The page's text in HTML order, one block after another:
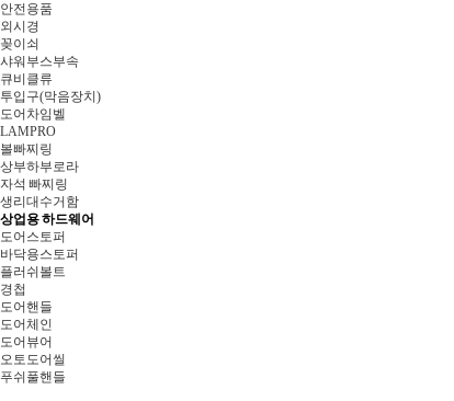
안전용품
외시경
꽂이쇠
샤워부스부속
큐비클류
투입구(막음장치)
도어차임벨
LAMPRO
볼빠찌링
상부하부로라
자석 빠찌링
생리대수거함
상업용 하드웨어
도어스토퍼
바닥용스토퍼
플러쉬볼트
경첩
도어핸들
도어체인
도어뷰어
오토도어씰
푸쉬풀핸들